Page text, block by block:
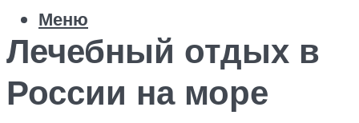
Меню
Лечебный отдых в
России на море